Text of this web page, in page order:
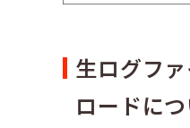
生ログフ
ロードに